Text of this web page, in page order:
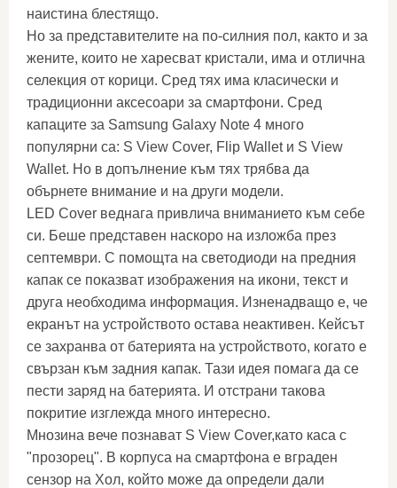
наистина блестящо.
Но за представителите на по-силния пол, както и за
жените, които не харесват кристали, има и отлична
селекция от корици. Сред тях има класически и
традиционни аксесоари за смартфони. Сред
капаците за Samsung Galaxy Note 4 много
популярни са: S View Cover, Flip Wallet и S View
Wallet. Но в допълнение към тях трябва да
обърнете внимание и на други модели.
LED Cover веднага привлича вниманието към себе
си. Беше представен наскоро на изложба през
септември. С помощта на светодиоди на предния
капак се показват изображения на икони, текст и
друга необходима информация. Изненадващо е, че
екранът на устройството остава неактивен. Кейсът
се захранва от батерията на устройството, когато е
свързан към задния капак. Тази идея помага да се
пести заряд на батерията. И отстрани такова
покритие изглежда много интересно.
Мнозина вече познават S View Cover,като каса с
"прозорец". В корпуса на смартфона е вграден
сензор на Хол, който може да определи дали